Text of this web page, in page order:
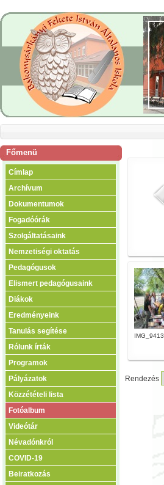
Főmenü
Címlap
Archívum
Dokumentumok
Fogadóórák
Szolgáltatásaink
Nemzetiségi oktatás
Pedagógusok
Elismert pedagógusaink
Diákok
Eredményeink
Tanulás segítése
Rólunk írták
Programok
Pályázatok
Közzétételi lista
Fotóalbum
Videótár
Névadónkról
COVID-19
Beiratkozás
IMG_9413
Rendezés